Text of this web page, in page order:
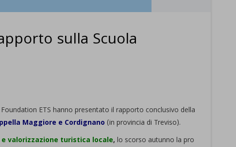
sulla Scuola
ETS hanno presentato il rapporto conclusivo della
Maggiore e Cordignano (in provincia di Treviso).
valorizzazione turistica locale, lo scorso autunno la pro